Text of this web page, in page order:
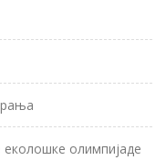
олимпијаде